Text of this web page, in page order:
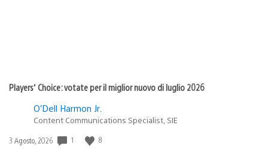
Players’ Choice: votate per il miglior nuovo di luglio 2026
O’Dell Harmon Jr.
Content Communications Specialist, SIE
Data
3 Agosto, 2026 1 8